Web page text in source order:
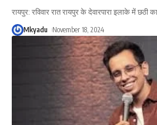
रायपुर: रविवार रात रायपुर के देवारपारा इलाके में छठी
Mkyadu November 18, 2024